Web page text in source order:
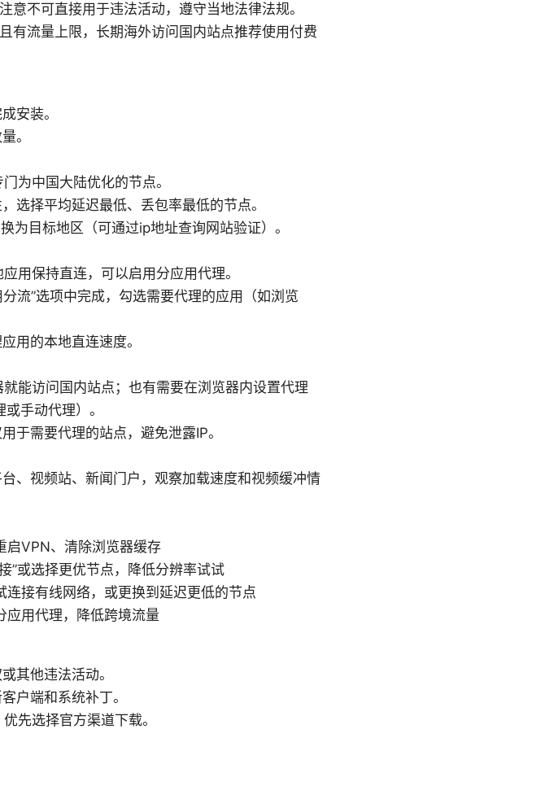
不可直接用于违法活动，遵守当地法律法规。
有流量上限，长期海外访问国内站点推荐使用付费
安装。
。
为中国大陆优化的节点。
选择平均延迟最低、丢包率最低的节点。
为目标地区（可通过ip地址查询网站验证）。
用保持直连，可以启用分应用代理。
流”选项中完成，勾选需要代理的应用（如浏览
用的本地直连速度。
能访问国内站点；也有需要在浏览器内设置代理
手动代理）。
于需要代理的站点，避免泄露IP。
、视频站、新闻门户，观察加载速度和视频缓冲情
启VPN、清除浏览器缓存
”或选择更优节点，降低分辨率试试
接有线网络，或更换到延迟更低的节点
应用代理，降低跨境流量
其他违法活动。
户端和系统补丁。
先选择官方渠道下载。